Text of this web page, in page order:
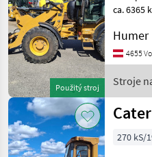
14A
906M
908
M
908HL
924G
926 M
AGRAR
926E
Použitý stroj
ca. 6365
Liter -
– 74 PS -
STUFE IIIB, oder EPA
fi
Humer
4655
Stroje
270 kS/